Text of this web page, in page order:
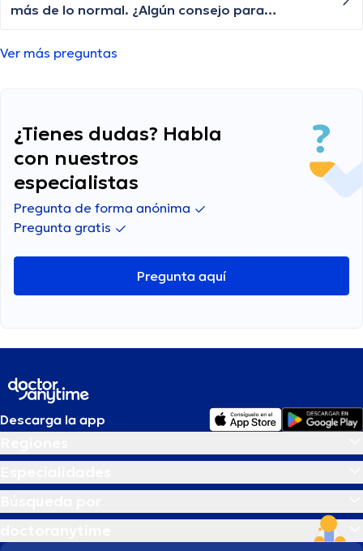
más de lo normal. ¿Algún consejo para
Ver más preguntas
¿Tienes dudas? Habla
con nuestros
especialistas
Pregunta de forma anónima
Pregunta gratis
Pregunta aquí
Descarga la app